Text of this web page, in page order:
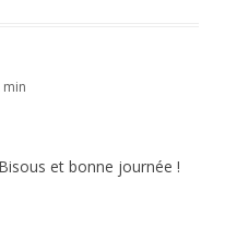
min
et bonne journée !